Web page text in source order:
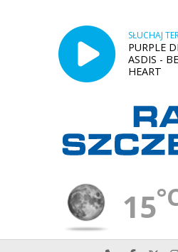
SŁUCHAJ
PURPLE
ASDIS -
HEART
15